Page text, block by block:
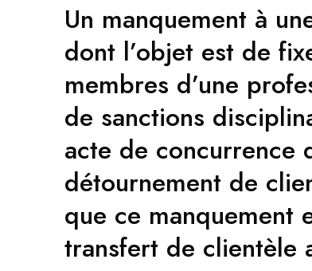
Un manquement à
dont l’objet est de
membres d’une
de sanctions
acte de concurrence
détournement de
que ce manquement
transfert de clientèle